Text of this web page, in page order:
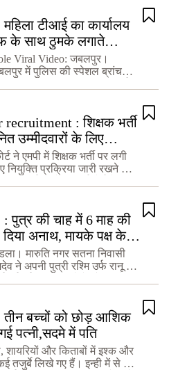
टीआई का कार्यालय
के साथ ठुमके लगाते
वायरल
Viral Video: जबलपुर।
में पुलिस की स्पेशल ब्रांच
डांस करते
: शिक्षक भर्ती
उम्मीदवारों के लिए
का आदेश भर्ती
जारी रखा जाए,
जारी करने के निर्देश
ने एमपी में शिक्षक भर्ती पर लगी
नियुक्ति प्रक्रिया जारी रखने को
पुत्र की चाह में 6 माह की
अनाथ, मायके पक्ष के
पक्ष पर लगाया हत्या का
मारुति नगर सतना निवासी
ने अपनी पुत्री रश्मि उर्फ रानू का
बच्चों को छोड़ आशिक
पत्नी,सदमे में पति
शायरियों और किताबों में इश्क और
तजुर्बे लिखे गए हैं। इन्ही में से दो